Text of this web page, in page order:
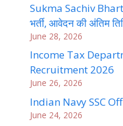
Sukma Sachiv
भर्ती, आवेदन की अंतिम
June 28, 2026
Income Tax
Recruitment 2026
June 26, 2026
Indian Navy SSC
June 24, 2026